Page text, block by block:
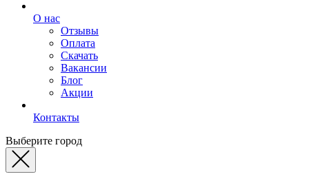
О нас
Отзывы
Оплата
Скачать
Вакансии
Блог
Акции
Контакты
Выберите город